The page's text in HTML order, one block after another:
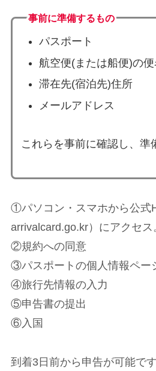
事前に準備するもの
パスポート
航空便(または船便)の便
滞在先(宿泊先)住所
メールアドレス
これらを事前に確認し、準
①パソコン・スマホから公式
arrivalcard.go.kr）にアクセス
②規約への同意
③パスポートの個人情報ペー
④旅行先情報の入力
⑤申告書の提出
⑥入国
到着3日前から申告が可能で